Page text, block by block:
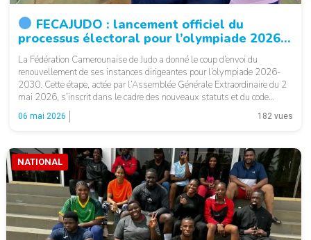
FECAJUDO : lancement officiel du
processus électoral pour l’olympiade 2026-
2030.
La Fédération Camerounaise de Judo a donné le coup d’envoi du
renouvellement de ses instances dirigeantes pour l’olympiade 2026-
2030. Cette étape, actée par l’Assemblée Générale Extraordinaire du 2
mai 2026, s’inscrit dans le cadre des nouveaux statuts et du code
électoral récemment adoptés.
Un calendrier progressif et structuré
La phase de dépôt […]
06 mai 2026 182 vues
NATIONAL